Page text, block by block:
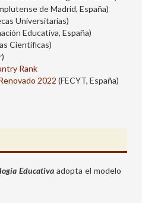
de Madrid, España)
Universitarias)
Educativa, España)
Científicas)
Rank
2022 (FECYT, España)
Educativaadopta el modelo